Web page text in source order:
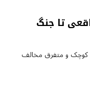
تا جنگ
کوچک و متفرق مخالف